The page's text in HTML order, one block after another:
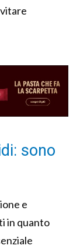
sono
e
in quanto